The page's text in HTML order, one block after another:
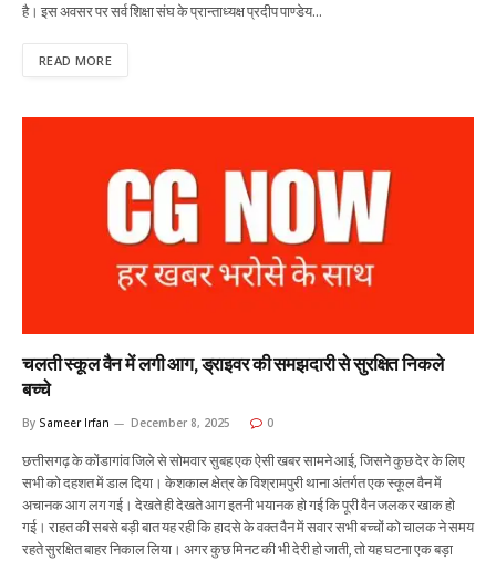
है। इस अवसर पर सर्व शिक्षा संघ के प्रान्ताध्यक्ष प्रदीप पाण्डेय…
READ MORE
चलती स्कूल वैन में लगी आग, ड्राइवर की समझदारी से सुरक्षित निकले
बच्चे
By Sameer Irfan December 8, 2025 0
छत्तीसगढ़ के कोंडागांव जिले से सोमवार सुबह एक ऐसी खबर सामने आई, जिसने कुछ देर के लिए
सभी को दहशत में डाल दिया। केशकाल क्षेत्र के विश्रामपुरी थाना अंतर्गत एक स्कूल वैन में
अचानक आग लग गई। देखते ही देखते आग इतनी भयानक हो गई कि पूरी वैन जलकर खाक हो
गई। राहत की सबसे बड़ी बात यह रही कि हादसे के वक्त वैन में सवार सभी बच्चों को चालक ने समय
रहते सुरक्षित बाहर निकाल लिया। अगर कुछ मिनट की भी देरी हो जाती, तो यह घटना एक बड़ा